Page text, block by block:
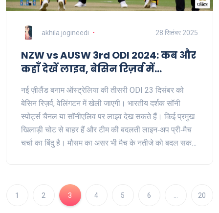
akhila jogineedi 28 सितंबर 2025
NZW vs AUSW 3rd ODI 2024: कब और
कहाँ देखें लाइव, बेसिन रिज़र्व में
निर्णायक मुकाबला
नई ज़ीलैंड बनाम ऑस्ट्रेलिया की तीसरी ODI 23 दिसंबर को
बेसिन रिज़र्व, वेलिंगटन में खेली जाएगी। भारतीय दर्शक सॉनी
स्पोर्ट्स चैनल या सॉनीएलिव पर लाइव देख सकते हैं। किई प्रमुख
खिलाड़ी चोट से बाहर हैं और टीम की बदलती लाइन‑अप प्री‑मैच
चर्चा का बिंदु है। मौसम का असर भी मैच के नतीजे को बदल सकता
1 2 3 4 5 6 20